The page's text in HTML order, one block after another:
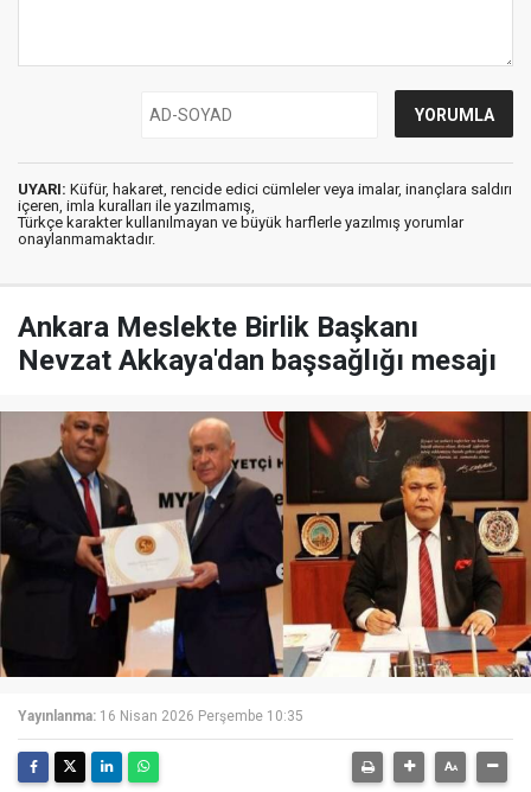
UYARI: Küfür, hakaret, rencide edici cümleler veya imalar, inançlara saldırı
içeren, imla kuralları ile yazılmamış,
Türkçe karakter kullanılmayan ve büyük harflerle yazılmış yorumlar
onaylanmamaktadır.
Ankara Meslekte Birlik Başkanı
Nevzat Akkaya'dan başsağlığı mesajı
Yayınlanma: 16 Nisan 2026 Perşembe 10:35